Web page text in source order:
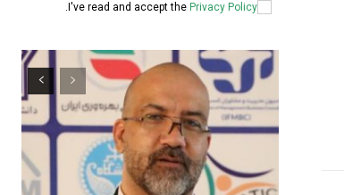
I've read and accept the Privacy Policy